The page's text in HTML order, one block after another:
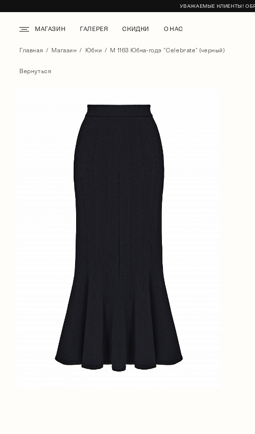
УВАЖАЕМЫЕ КЛИЕНТЫ!
МАГАЗИН ГАЛЕРЕЯ СКИДКИ О НАС
Главная Магазин Юбки М 1163 Юбка-годэ "Celebrate" (черный)
Вернуться